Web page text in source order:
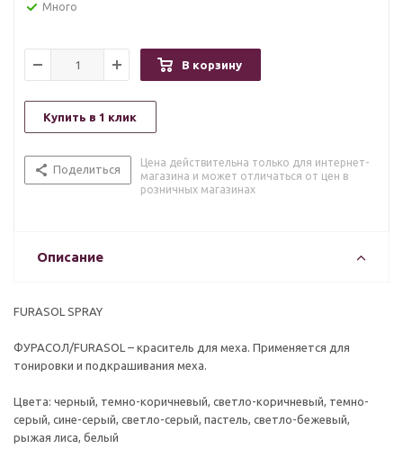
Много
В корзину
Купить в 1 клик
Поделиться
Цена действительна только для интернет-
магазина и может отличаться от цен в
розничных магазинах
Описание
FURASOL SPRAY
ФУРАСОЛ/FURASOL – краситель для меха. Применяется для
тонировки и подкрашивания меха.
Цвета: черный, темно-коричневый, светло-коричневый, темно-
серый, сине-серый, светло-серый, пастель, светло-бежевый,
рыжая лиса, белый